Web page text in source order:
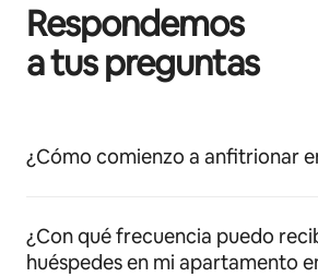
Respondemos
a tus preguntas
¿Cómo comienzo a anfitrionar
¿Con qué frecuencia puedo
huéspedes en mi apartamento